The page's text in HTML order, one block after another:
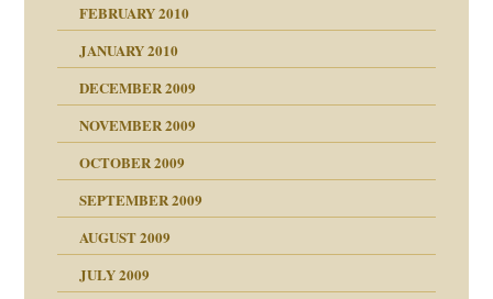
FEBRUARY 2010
JANUARY 2010
DECEMBER 2009
NOVEMBER 2009
OCTOBER 2009
SEPTEMBER 2009
AUGUST 2009
JULY 2009